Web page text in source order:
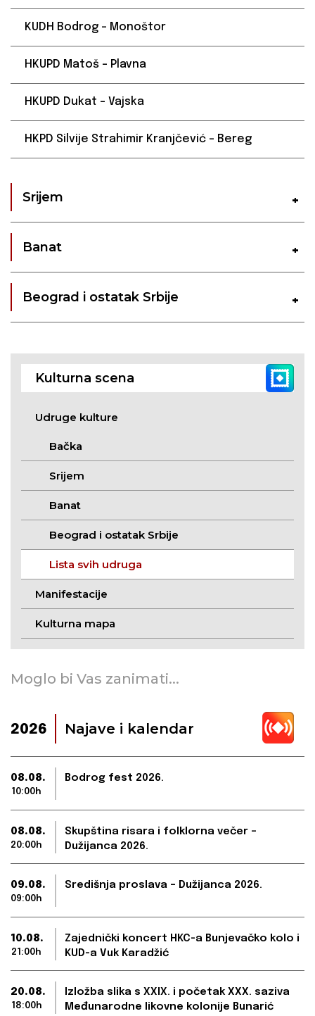
KUDH Bodrog – Monoštor
HKUPD Matoš – Plavna
HKUPD Dukat – Vajska
HKPD Silvije Strahimir Kranjčević – Bereg
Srijem
Banat
Beograd i ostatak Srbije
Kulturna scena
Udruge kulture
Bačka
Srijem
Banat
Beograd i ostatak Srbije
Lista svih udruga
Manifestacije
Kulturna mapa
Moglo bi Vas zanimati...
2026 Najave i kalendar
08.08.
10:00h
Bodrog fest 2026.
08.08.
20:00h
Skupština risara i folklorna večer –
Dužijanca 2026.
09.08.
09:00h
Središnja proslava – Dužijanca 2026.
10.08.
21:00h
Zajednički koncert HKC-a Bunjevačko kolo i
KUD-a Vuk Karadžić
20.08.
18:00h
Izložba slika s XXIX. i početak XXX. saziva
Međunarodne likovne kolonije Bunarić